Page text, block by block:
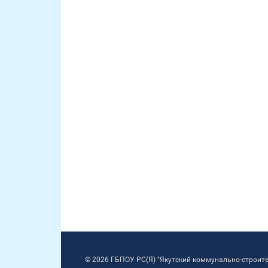
© 2026 ГБПОУ РС(Я) "Якутский коммунально-